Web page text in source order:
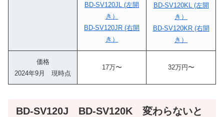
BD-SV120JL (左開
き）
BD-SV120JR (右開
き）
BD-SV120KL (左開
き）
BD-SV120KR (右開
き）
価格
2024年9月 現時点
17万〜 32万円〜
BD-SV120J BD-SV120K 変わらないと